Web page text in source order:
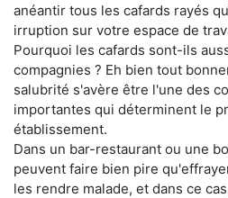
anéantir tous les cafards rayés
irruption sur votre espace de
Pourquoi les cafards sont-ils
compagnies ? Eh bien tout
salubrité s'avère être l'une des
importantes qui déterminent le
établissement.
Dans un bar-restaurant ou une
peuvent faire bien pire
les rendre malade, et dans ce